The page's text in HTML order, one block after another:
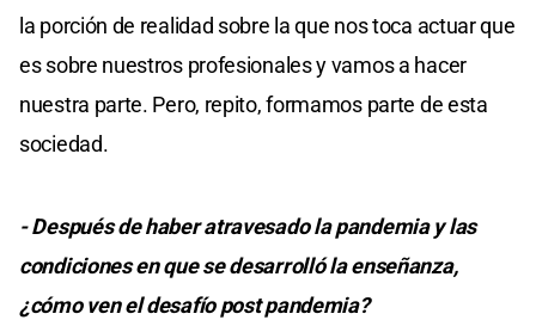
la porción de realidad sobre la que nos toca actuar que
es sobre nuestros profesionales y vamos a hacer
nuestra parte. Pero, repito, formamos parte de esta
sociedad.
- Después de haber atravesado la pandemia y las
condiciones en que se desarrolló la enseñanza,
¿cómo ven el desafío post pandemia?